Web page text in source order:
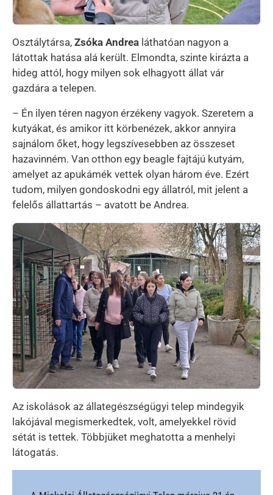
Osztálytársa, Zsóka Andrea láthatóan nagyon a
látottak hatása alá került. Elmondta, szinte kirázta a
hideg attól, hogy milyen sok elhagyott állat vár
gazdára a telepen.
– Én ilyen téren nagyon érzékeny vagyok. Szeretem a
kutyákat, és amikor itt körbenézek, akkor annyira
sajnálom őket, hogy legszívesebben az összeset
hazavinném. Van otthon egy beagle fajtájú kutyám,
amelyet az apukámék vettek olyan három éve. Ezért
tudom, milyen gondoskodni egy állatról, mit jelent a
felelős állattartás – avatott be Andrea.
Kép
Az iskolások az állategészségügyi telep mindegyik
lakójával megismerkedtek, volt, amelyekkel rövid
sétát is tettek. Többjüket meghatotta a menhelyi
látogatás.